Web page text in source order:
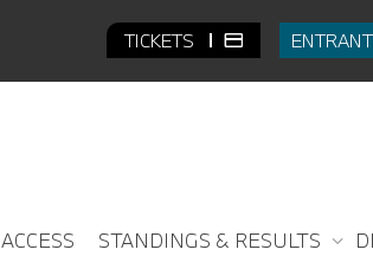
TICKETS
ACCESS STANDINGS & RESULTS